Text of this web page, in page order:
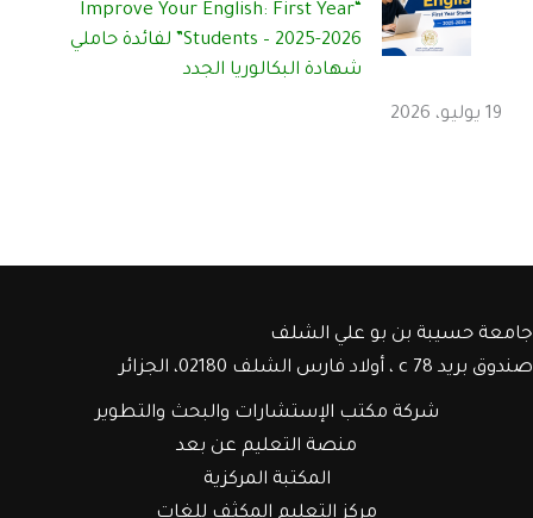
“Improve Your English: First Year
Students – 2025-2026” لفائدة حاملي
شهادة البكالوريا الجدد
19 يوليو، 2026
جامعة حسيبة بن بو علي الشلف
صندوق بريد c 78 ، أولاد فارس الشلف 02180، الجزائر
شركة مكتب الإستشارات والبحث والتطوير
منصة التعليم عن بعد
المكتبة المركزية